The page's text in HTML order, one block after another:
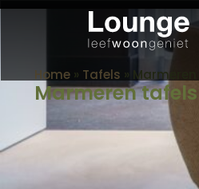
Home » Tafels » Marmeren
Marmeren tafels